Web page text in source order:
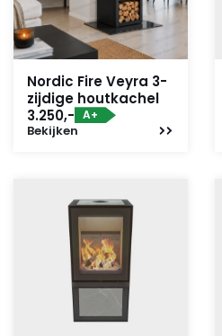
Nordic Fire Veyra 3-
zijdige houtkachel
3.250,- A+
Bekijken